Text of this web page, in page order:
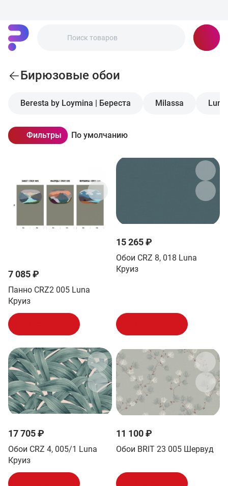
Бирюзовые обои
Beresta by Loymina | Береста Milassa
Фильтры По умолчанию
7 085 ₽
Панно CRZ2 005 Luna
Круиз
15 265 ₽
Обои CRZ 8, 018 Luna
Круиз
17 705 ₽
Обои CRZ 4, 005/1 Luna
Круиз
11 100 ₽
Обои BRIT 23 005 Шервуд